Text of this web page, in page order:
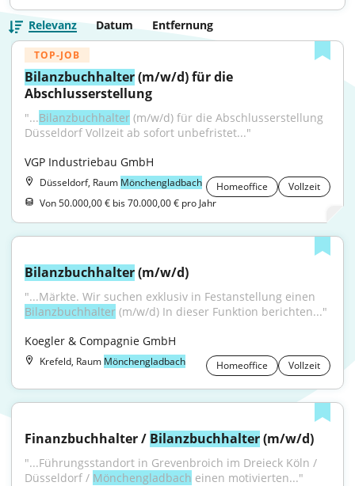
Relevanz Datum Entfernung
TOP-JOB
Bilanzbuchhalter (m/w/d) für die
Abschlusserstellung
"...Bilanzbuchhalter (m/w/d) für die Abschlusserstellung
Düsseldorf Vollzeit ab sofort unbefristet..."
VGP Industriebau GmbH
Düsseldorf, Raum Mönchengladbach Homeoffice
Vollzeit
Von 50.000,00 € bis 70.000,00 € pro Jahr
Bilanzbuchhalter (m/w/d)
Bilanzbuchhalter (m/w/d) In dieser Funktion berichten..."
Koegler & Compagnie GmbH
Krefeld, Raum Mönchengladbach Homeoffice Vollzeit
Finanzbuchhalter / Bilanzbuchhalter (m/w/d)
"...Führungsstandort in Grevenbroich im Dreieck Köln /
Düsseldorf / Mönchengladbach einen motivierten..."